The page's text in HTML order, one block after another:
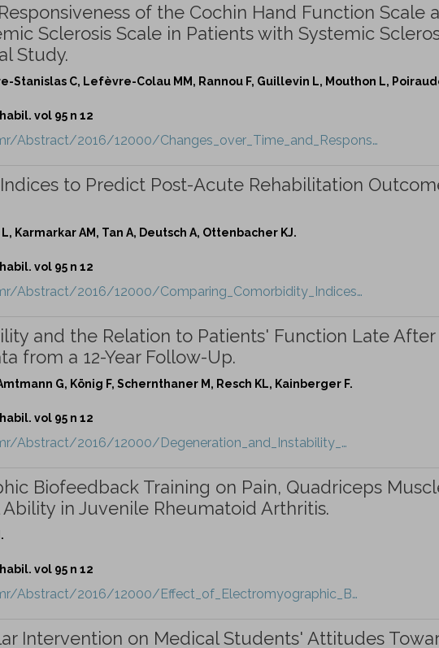
of the Cochin Hand Function Scale
Sclerosis Scale in Patients with Systemic
Study.
Stanislas C, Lefèvre-Colau MM, Rannou F, Guillevin L, Mouthon L,
vol 95 n 12
Abstract/2016/12000/Changes_over_Time_and_Respons…
to Predict Post-Acute Rehabilitation
Karmarkar AM, Tan A, Deutsch A, Ottenbacher KJ.
vol 95 n 12
Abstract/2016/12000/Comparing_Comorbidity_Indices…
and the Relation to Patients' Function Late After
from a 12-Year Follow-Up.
G, König F, Schernthaner M, Resch KL, Kainberger F.
vol 95 n 12
Abstract/2016/12000/Degeneration_and_Instability_…
Biofeedback Training on Pain, Quadriceps
in Juvenile Rheumatoid Arthritis.
vol 95 n 12
Abstract/2016/12000/Effect_of_Electromyographic_B…
Intervention on Medical Students' Attitudes